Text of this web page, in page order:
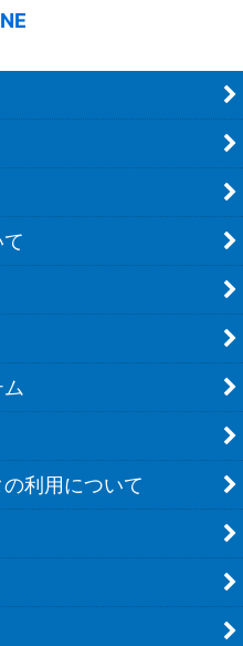
利用について